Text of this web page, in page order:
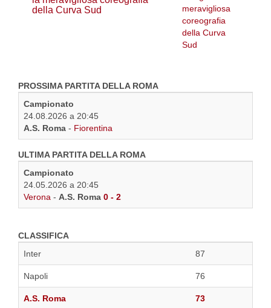
della Curva Sud
PROSSIMA PARTITA DELLA ROMA
Campionato
24.08.2026 a 20:45
A.S. Roma - Fiorentina
ULTIMA PARTITA DELLA ROMA
Campionato
24.05.2026 a 20:45
Verona - A.S. Roma 0 - 2
CLASSIFICA
Inter
87
Napoli 76
A.S. Roma 73